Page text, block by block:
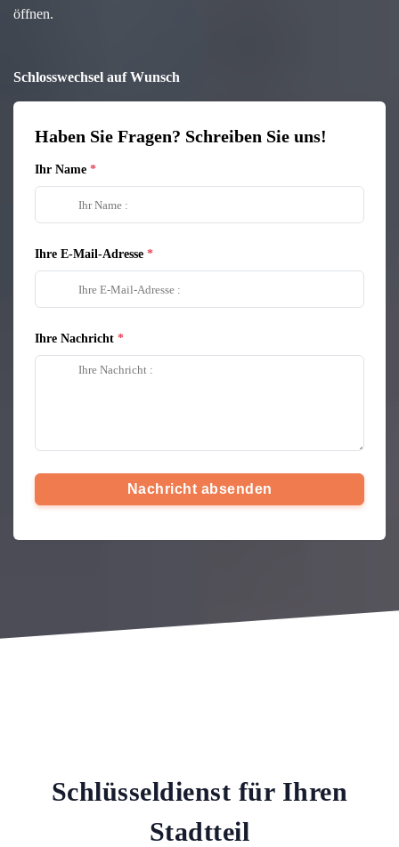
öffnen.
Schlosswechsel auf Wunsch
Haben Sie Fragen? Schreiben Sie uns!
Ihr Name
Ihre E-Mail-Adresse
Ihre Nachricht
Nachricht absenden
Schlüsseldienst für Ihren
Stadtteil